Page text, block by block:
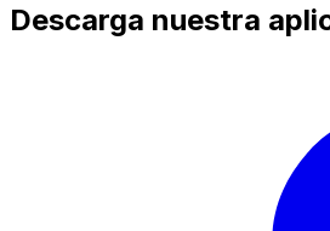
Descarga nuestra